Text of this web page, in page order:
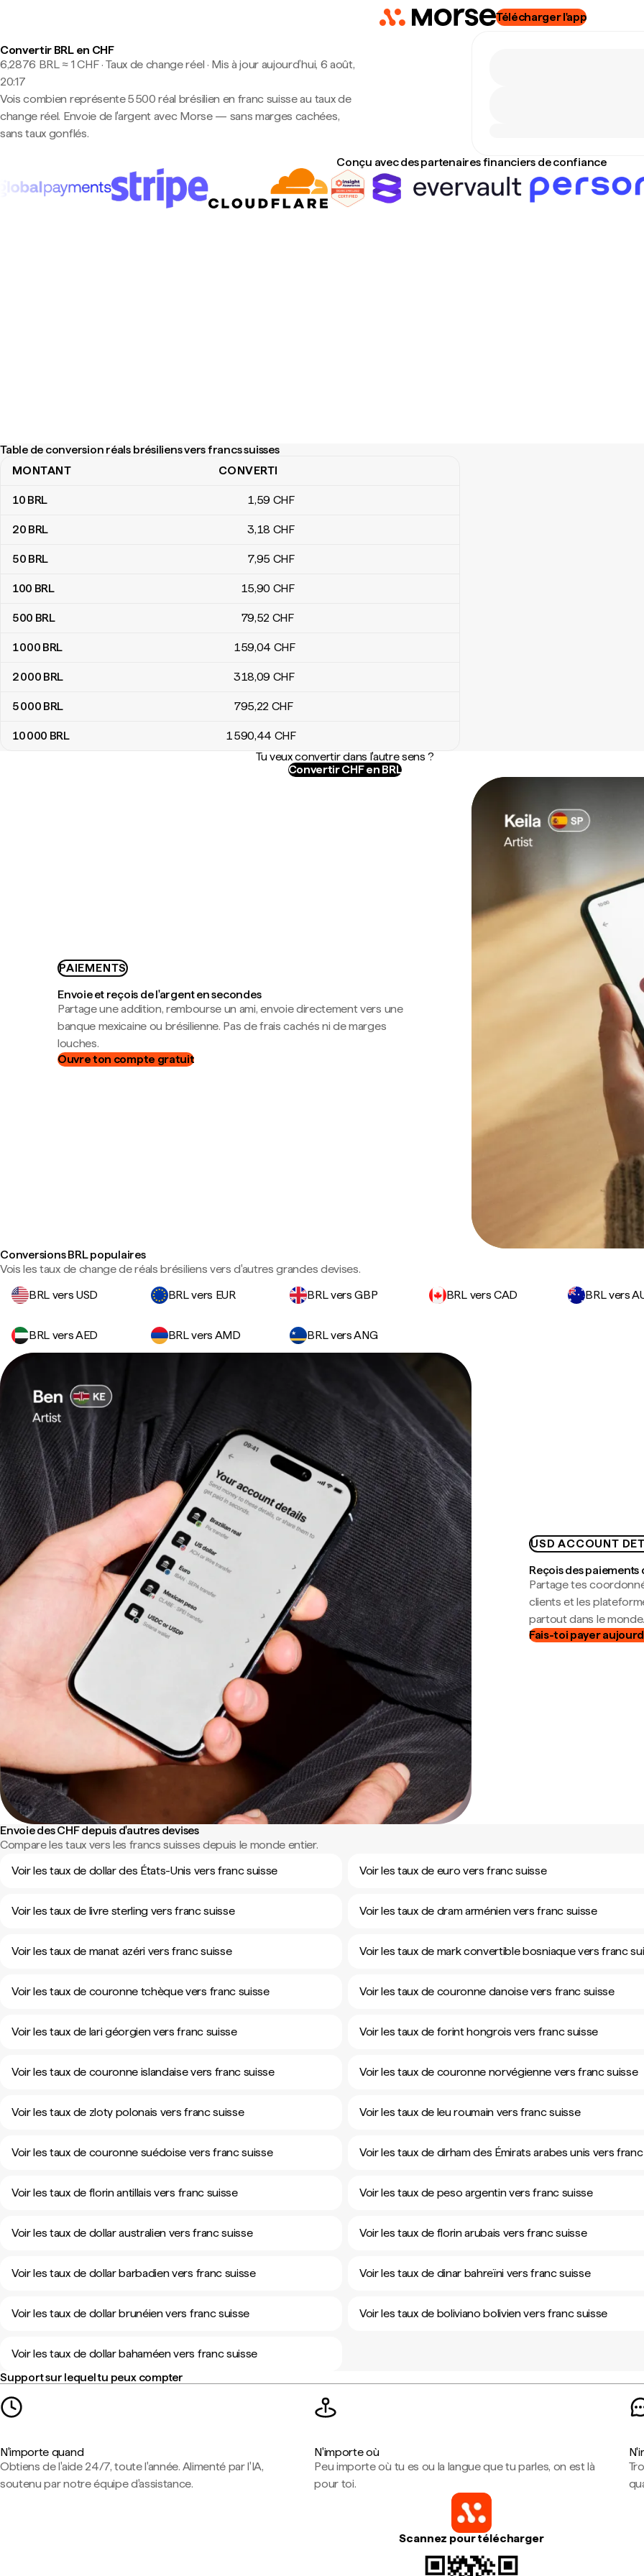
Télécharger l'app
Convertir BRL en CHF
6,2876 BRL ≈ 1 CHF · Taux de change réel · Mis à jour aujourd’hui, 6 août,
20:17
Vois combien représente 5 500 réal brésilien en franc suisse au taux de
change réel. Envoie de l'argent avec Morse — sans marges cachées,
sans taux gonflés.
Conçu avec des partenaires financiers de confiance
Table de conversion réals brésiliens vers francs suisses
Table de conversion réals brésiliens vers francs suisses
MONTANT CONVERTI
10 BRL 1,59 CHF
20 BRL 3,18 CHF
50 BRL 7,95 CHF
100 BRL 15,90 CHF
500 BRL 79,52 CHF
1 000 BRL 159,04 CHF
2 000 BRL 318,09 CHF
5 000 BRL 795,22 CHF
10 000 BRL 1 590,44 CHF
Tu veux convertir dans l'autre sens ?
Convertir CHF en BRL
PAIEMENTS
Envoie et reçois de l'argent en secondes
Partage une addition, rembourse un ami, envoie directement vers une
banque mexicaine ou brésilienne. Pas de frais cachés ni de marges
louches.
Ouvre ton compte gratuit
Conversions BRL populaires
Vois les taux de change de réals brésiliens vers d'autres grandes devises.
BRL vers USD
BRL vers EUR BRL vers GBP BRL vers CAD BRL vers
BRL vers AED BRL vers AMD BRL vers ANG
USD ACCOUNT
Reçois des
Partage tes
clients et les
partout dans le monde.
Fais-toi payer
Envoie des CHF depuis d'autres devises
Compare les taux vers les francs suisses depuis le monde entier.
Voir les taux de dollar des États-Unis vers franc suisse
Voir les taux de euro vers franc suisse
Voir les taux de livre sterling vers franc suisse Voir les taux de dram arménien vers franc suisse
Voir les taux de manat azéri vers franc suisse Voir les taux de mark convertible bosniaque vers franc
Voir les taux de couronne tchèque vers franc suisse Voir les taux de couronne danoise vers franc suisse
Voir les taux de lari géorgien vers franc suisse Voir les taux de forint hongrois vers franc suisse
Voir les taux de couronne islandaise vers franc suisse Voir les taux de couronne norvégienne vers franc suisse
Voir les taux de zloty polonais vers franc suisse Voir les taux de leu roumain vers franc suisse
Voir les taux de couronne suédoise vers franc suisse Voir les taux de dirham des Émirats arabes unis vers
Voir les taux de florin antillais vers franc suisse Voir les taux de peso argentin vers franc suisse
Voir les taux de dollar australien vers franc suisse Voir les taux de florin arubais vers franc suisse
Voir les taux de dollar barbadien vers franc suisse Voir les taux de dinar bahreïni vers franc suisse
Voir les taux de dollar brunéien vers franc suisse Voir les taux de boliviano bolivien vers franc suisse
Voir les taux de dollar bahaméen vers franc suisse
Support sur lequel tu peux compter
N'importe quand
Obtiens de l'aide 24/7, toute l'année. Alimenté par l'IA,
soutenu par notre équipe d'assistance.
N'importe où
Peu importe où tu es ou la langue que tu parles, on est là
pour toi.
Scannez pour télécharger